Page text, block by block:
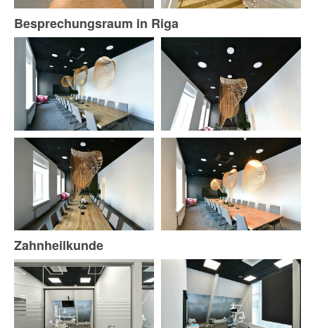
Besprechungsraum in Riga
Zahnheilkunde